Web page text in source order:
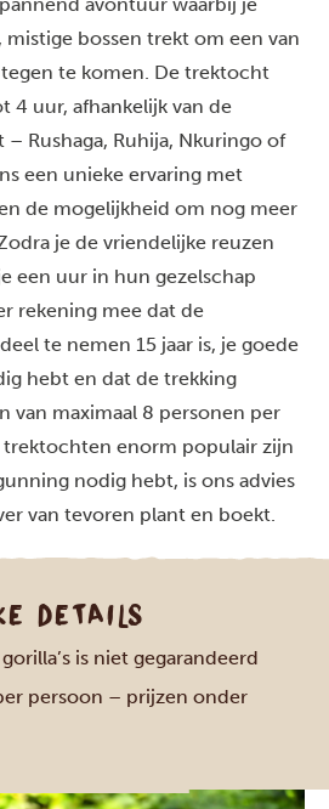
bossen trekt om een van
te komen. De trektocht
4 uur, afhankelijk van de
– Rushaga, Ruhija, Nkuringo of
een unieke ervaring met
de mogelijkheid om nog meer
je de vriendelijke reuzen
een uur in hun gezelschap
rekening mee dat de
te nemen 15 jaar is, je goede
hebt en dat de trekking
van maximaal 8 personen per
trektochten enorm populair zijn
nodig hebt, is ons advies
van tevoren plant en boekt.
DETAILS
is niet gegarandeerd
persoon – prijzen onder